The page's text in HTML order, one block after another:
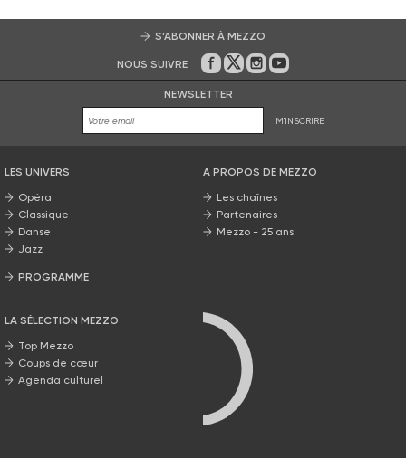
S’ABONNER À MEZZO
NOUS SUIVRE Sur Facebook
Sur Twitter
Sur Instagram
Sur Youtube
NEWSLETTER
M'INSCRIRE
LES UNIVERS
Opéra
Classique
Danse
Jazz
PROGRAMME
LA SÉLECTION MEZZO
Top Mezzo
Coups de cœur
Agenda culturel
A PROPOS DE MEZZO
Les chaînes
Partenaires
Mezzo - 25 ans